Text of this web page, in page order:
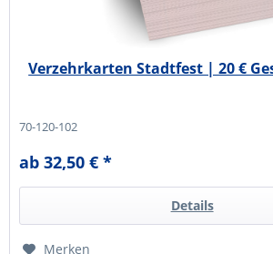
Verzehrkarten Stadtfest | 20 €
70-120-102
ab 32,50 € *
Details
Merken